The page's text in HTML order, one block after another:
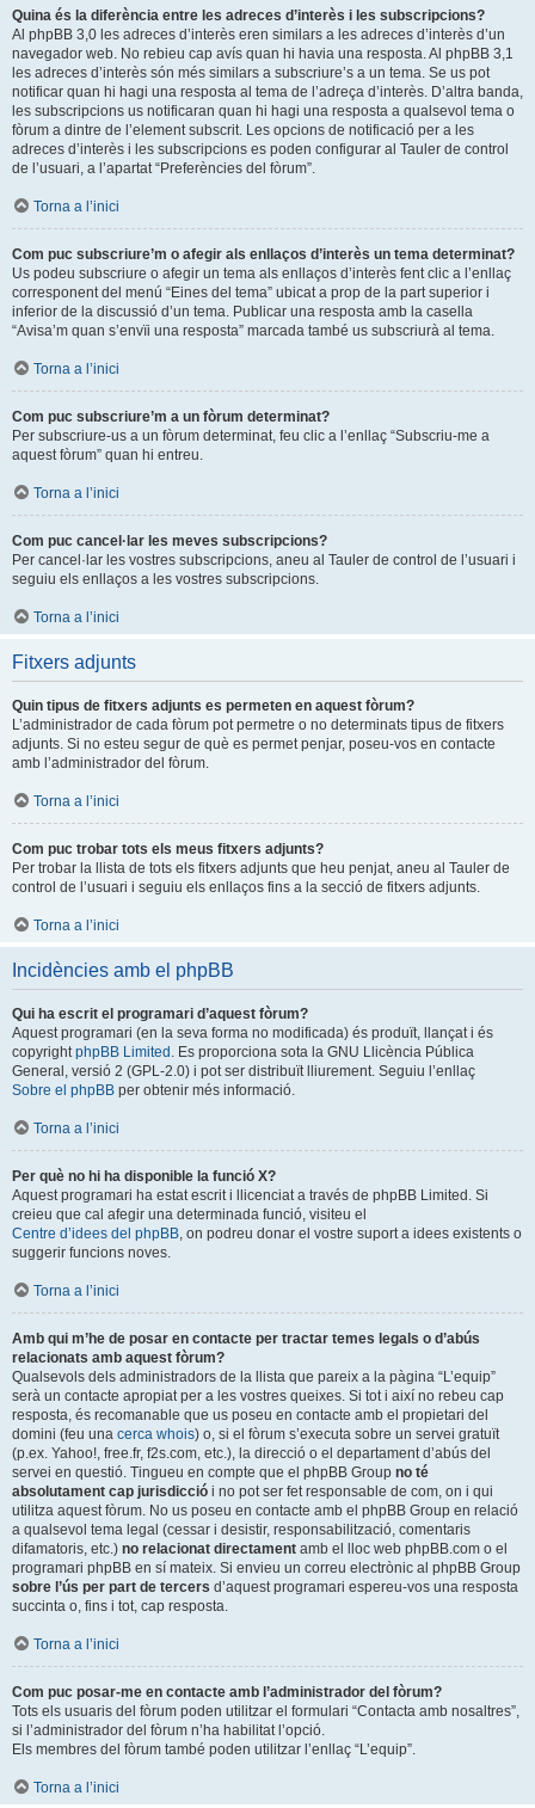
Quina és la diferència entre les adreces d’interès i les subscripcions?
Al phpBB 3,0 les adreces d’interès eren similars a les adreces d’interès d’un
navegador web. No rebieu cap avís quan hi havia una resposta. Al phpBB 3,1
les adreces d’interès són més similars a subscriure’s a un tema. Se us pot
notificar quan hi hagi una resposta al tema de l’adreça d’interès. D’altra banda,
les subscripcions us notificaran quan hi hagi una resposta a qualsevol tema o
fòrum a dintre de l’element subscrit. Les opcions de notificació per a les
adreces d’interès i les subscripcions es poden configurar al Tauler de control
de l’usuari, a l’apartat “Preferències del fòrum”.
Torna a l’inici
Com puc subscriure’m o afegir als enllaços d’interès un tema determinat?
Us podeu subscriure o afegir un tema als enllaços d’interès fent clic a l’enllaç
corresponent del menú “Eines del tema” ubicat a prop de la part superior i
inferior de la discussió d’un tema. Publicar una resposta amb la casella
“Avisa’m quan s’envïi una resposta” marcada també us subscriurà al tema.
Torna a l’inici
Com puc subscriure’m a un fòrum determinat?
Per subscriure-us a un fòrum determinat, feu clic a l’enllaç “Subscriu-me a
aquest fòrum” quan hi entreu.
Torna a l’inici
Com puc cancel·lar les meves subscripcions?
Per cancel·lar les vostres subscripcions, aneu al Tauler de control de l’usuari i
seguiu els enllaços a les vostres subscripcions.
Torna a l’inici
Fitxers adjunts
Quin tipus de fitxers adjunts es permeten en aquest fòrum?
L’administrador de cada fòrum pot permetre o no determinats tipus de fitxers
adjunts. Si no esteu segur de què es permet penjar, poseu-vos en contacte
amb l’administrador del fòrum.
Torna a l’inici
Com puc trobar tots els meus fitxers adjunts?
Per trobar la llista de tots els fitxers adjunts que heu penjat, aneu al Tauler de
control de l’usuari i seguiu els enllaços fins a la secció de fitxers adjunts.
Torna a l’inici
Incidències amb el phpBB
Qui ha escrit el programari d’aquest fòrum?
Aquest programari (en la seva forma no modificada) és produït, llançat i és
copyrightphpBB Limited . Es proporciona sota la GNU Llicència Pública
General, versió 2 (GPL-2.0) i pot ser distribuït lliurement. Seguiu l’enllaç
Sobre el phpBB per obtenir més informació.
Torna a l’inici
Per què no hi ha disponible la funció X?
Aquest programari ha estat escrit i llicenciat a través de phpBB Limited. Si
creieu que cal afegir una determinada funció, visiteu el
Centre d’idees del phpBB, on podreu donar el vostre suport a idees existents o
suggerir funcions noves.
Torna a l’inici
Amb qui m’he de posar en contacte per tractar temes legals o d’abús
relacionats amb aquest fòrum?
Qualsevols dels administradors de la llista que pareix a la pàgina “L’equip”
serà un contacte apropiat per a les vostres queixes. Si tot i així no rebeu cap
resposta, és recomanable que us poseu en contacte amb el propietari del
domini (feu una cerca whois) o, si el fòrum s’executa sobre un servei gratuït
(p.ex. Yahoo!, free.fr, f2s.com, etc.), la direcció o el departament d’abús del
servei en questió. Tingueu en compte que el phpBB Group no té
absolutament cap jurisdicció i no pot ser fet responsable de com, on i qui
utilitza aquest fòrum. No us poseu en contacte amb el phpBB Group en relació
a qualsevol tema legal (cessar i desistir, responsabilització, comentaris
difamatoris, etc.) no relacionat directament amb el lloc web phpBB.com o el
programari phpBB en sí mateix. Si envieu un correu electrònic al phpBB Group
sobre l’ús per part de tercers d’aquest programari espereu-vos una resposta
succinta o, fins i tot, cap resposta.
Torna a l’inici
Com puc posar-me en contacte amb l’administrador del fòrum?
Tots els usuaris del fòrum poden utilitzar el formulari “Contacta amb nosaltres”,
si l’administrador del fòrum n’ha habilitat l’opció.
Els membres del fòrum també poden utilitzar l’enllaç “L’equip”.
Torna a l’inici